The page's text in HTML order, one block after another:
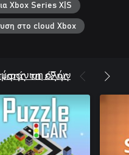
Xbox Series X|S
στο cloud Xbox
τα εξής
όλων